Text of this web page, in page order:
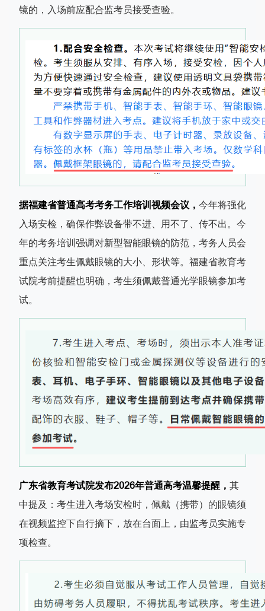
镜的，入场前应配合监考员接受查验。
据福建省普通高考考务工作培训视频会议， 今年将强化
入场安检，确保作弊设备带不进、用不了、传不出。今
年的考务培训强调对新型智能眼镜的防范，考务人员会
重点关注考生佩戴眼镜的大小、形状等。福建省教育考
试院考前提醒也明确，考生须佩戴普通光学眼镜参加考
试。
广东省教育考试院发布2026年普通高考温馨提醒， 其
中提及：考生进入考场安检时，佩戴（携带）的眼镜须
在视频监控下自行摘下，放在台面上，由监考员实施专
项检查。